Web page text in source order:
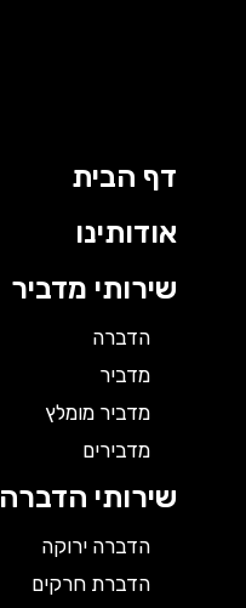
דף הבית
אודותינו
שירותי מדביר
הדברה
מדביר
מדביר מומלץ
מדבירים
שירותי הדברה
הדברה ירוקה
הדברת חרקים